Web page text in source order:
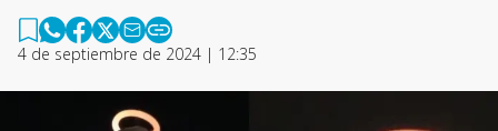
4 de septiembre de 2024 | 12:35